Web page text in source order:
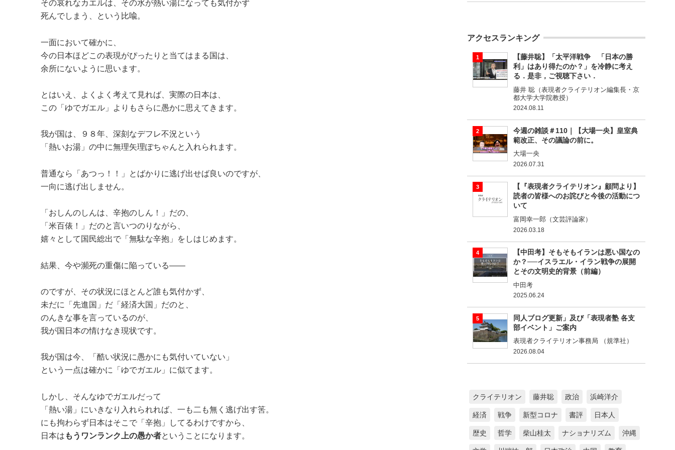
その哀れなカエルは、その水が熱い湯になっても気付かず
死んでしまう、という比喩。
一面において確かに、
今の日本ほどこの表現がぴったりと当てはまる国は、
余所にないように思います。
とはいえ、よくよく考えて見れば、実際の日本は、
この「ゆでガエル」よりもさらに愚かに思えてきます。
我が国は、９８年、深刻なデフレ不況という
「熱いお湯」の中に無理矢理ぽちゃんと入れられます。
普通なら「あつっ！！」とばかりに逃げ出せば良いのですが、
一向に逃げ出しません。
「おしんのしんは、辛抱のしん！」だの、
「米百俵！」だのと言いつのりながら、
嬉々として国民総出で「無駄な辛抱」をしはじめます。
結果、今や瀕死の重傷に陥っている――
のですが、その状況にほとんど誰も気付かず、
未だに「先進国」だ「経済大国」だのと、
のんきな事を言っているのが、
我が国日本の情けなき現状です。
我が国は今、「酷い状況に愚かにも気付いていない」
という一点は確かに「ゆでガエル」に似てます。
しかし、そんなゆでガエルだって
「熱い湯」にいきなり入れられれば、一も二も無く逃げ出す筈。
にも拘わらず日本はそこで「辛抱」してるわけですから、
日本は もうワンランク上の愚か者ということになります。
アクセスランキング
【藤井聡】「太平洋戦争 「日本の勝
利」はあり得たのか？」を冷静に考え
る．是非，ご視聴下さい．
藤井 聡（表現者クライテリオン編集長・京
都大学大学院教授）
2024.08.11
今週の雑談＃110｜【大場一央】皇室典
範改正、その議論の前に。
大場一央
2026.07.31
【『表現者クライテリオン』顧問より】
読者の皆様へのお詫びと今後の活動につ
いて
富岡幸一郎（文芸評論家）
2026.03.18
【中田考】そもそもイランは悪い国なの
か？──イスラエル・イラン戦争の展開
とその文明史的背景（前編）
中田考
2025.06.24
同人ブログ更新」及び「表現者塾 各支
部イベント」ご案内
表現者クライテリオン事務局 （規準社）
2026.08.04
クライテリオン 藤井聡 政治 浜崎洋介
経済 戦争 新型コロナ 書評 日本人
歴史 哲学 柴山桂太 ナショナリズム 沖縄